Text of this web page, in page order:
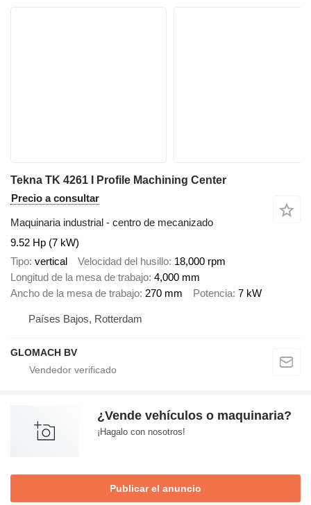
Tekna TK 4261 I Profile Machining Center
Precio a consultar
Maquinaria industrial - centro de mecanizado
9.52 Hp (7 kW)
Tipo vertical Velocidad del husillo 18,000 rpm
Longitud de la mesa de trabajo 4,000 mm
Ancho de la mesa de trabajo 270 mm Potencia 7 kW
Países Bajos, Rotterdam
GLOMACH BV
¿Vende vehículos o maquinaria?
¡Hagalo con nosotros!
Publicar el anuncio